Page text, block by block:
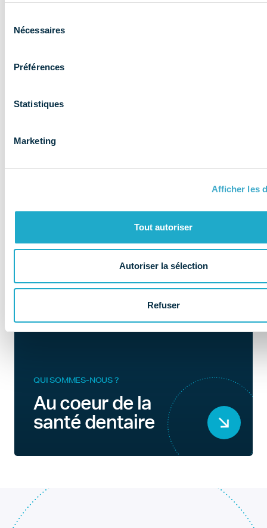
Nécessaires
Préférences
Statistiques
Marketing
Afficher les
Tout autoriser
Autoriser la sélection
Refuser
Le COMIDENT
expertise aux
QUI SOMMES-NOUS ?
Au coeur de la
santé dentaire